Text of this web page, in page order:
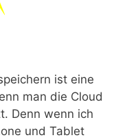
ist eine
man die Cloud
Denn wenn ich
und Tablet